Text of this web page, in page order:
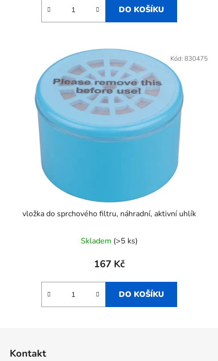
DO KOŠÍKU
vložka do sprchového filtru, náhradní, aktivní uhlík
Skladem (>5 ks)
167 Kč
DO KOŠÍKU
Kód: 830475
Kontakt